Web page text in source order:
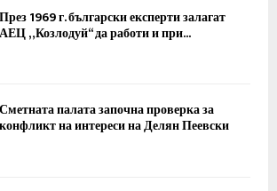
През 1969 г. български експерти залагат
АЕЦ „Козлодуй“ да работи и при...
Сметната палата започна проверка за
конфликт на интереси на Делян Пеевски